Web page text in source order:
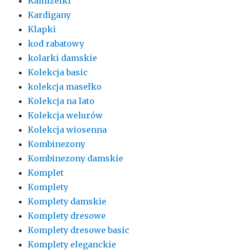
Kardigany
Klapki
kod rabatowy
kolarki damskie
Kolekcja basic
kolekcja masełko
Kolekcja na lato
Kolekcja welurów
Kolekcja wiosenna
Kombinezony
Kombinezony damskie
Komplet
Komplety
Komplety damskie
Komplety dresowe
Komplety dresowe basic
Komplety eleganckie